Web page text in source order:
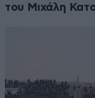
του Μιχάλη